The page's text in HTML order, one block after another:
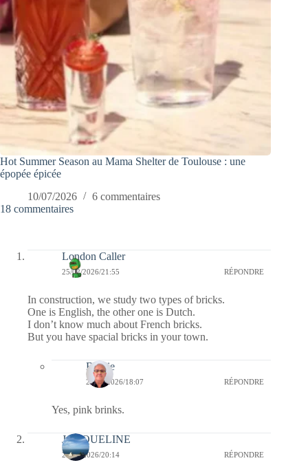
Hot Summer Season au Mama Shelter de Toulouse : une
épopée épicée
10/07/2026
6 commentaires
18 commentaires
London Caller
25/02/2026/21:55 RÉPONDRE
In construction, we study two types of bricks.
One is English, the other one is Dutch.
I don’t know much about French bricks.
But you have spacial bricks in your town.
Bernie
26/02/2026/18:07 RÉPONDRE
Yes, pink brinks.
JACQUELINE
24/02/2026/20:14 RÉPONDRE